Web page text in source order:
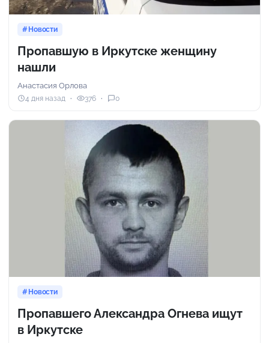
Новости
Пропавшую в Иркутске женщину
нашли
Анастасия Орлова
4 дня назад 376 0
Новости
Пропавшего Александра Огнева ищут
в Иркутске